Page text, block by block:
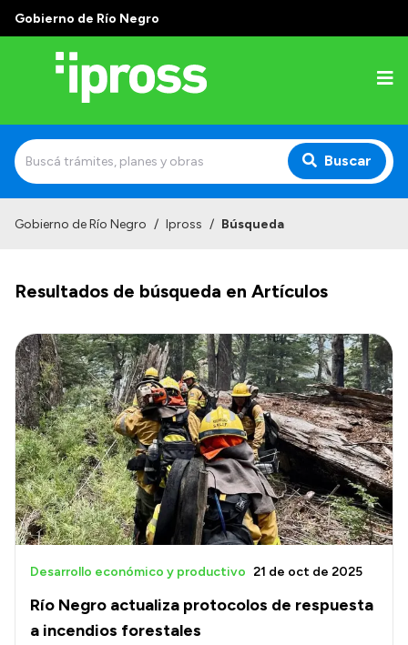
Gobierno de Río Negro
Buscar
¿Qué es IPROSS?
Autoridades
Delegaciones
Consultorios Propios
Presentación CV
Transparencia
Inversión en Salud
Licitaciones
Gobierno de Río Negro / Ipross / Búsqueda
Resultados de búsqueda en Artículos
Río Negro actualiza protocolos de respuesta
a incendios forestales
Desarrollo económico y productivo 21 de oct de 2025